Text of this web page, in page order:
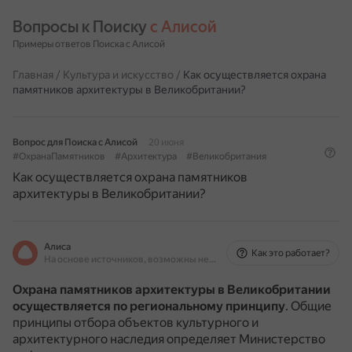
Вопросы к Поиску с Алисой
Примеры ответов Поиска с Алисой
Главная / Культура и искусство / Как осуществляется охрана
памятников архитектуры в Великобритании?
Вопрос для Поиска с Алисой
20 июня
#ОхранаПамятников
#Архитектура #Великобритания
Как осуществляется охрана памятников
архитектуры в Великобритании?
Алиса
На основе источников, возможны неточности
Как это работает?
Охрана памятников архитектуры в Великобритании
осуществляется по региональному принципу. Общие
принципы отбора объектов культурного и
архитектурного наследия определяет Министерство